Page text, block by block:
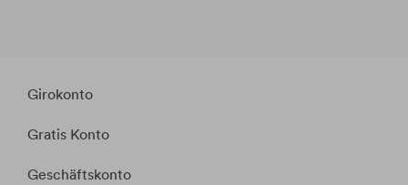
Girokonto
Gratis Konto
Geschäftskonto